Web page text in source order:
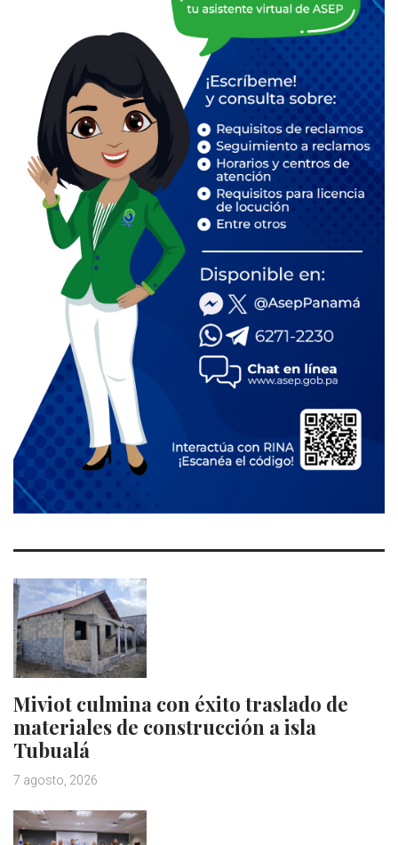
Miviot culmina con éxito traslado de
materiales de construcción a isla
Tubualá
7 agosto, 2026